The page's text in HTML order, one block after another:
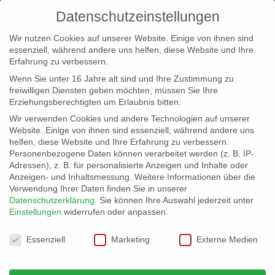
info@erfolgreich-events.de
+4940 46 777 230
07630_01
Datenschutzeinstellungen
Wir nutzen Cookies auf unserer Website. Einige von ihnen sind
essenziell, während andere uns helfen, diese Website und Ihre
Erfahrung zu verbessern.
Wenn Sie unter 16 Jahre alt sind und Ihre Zustimmung zu
freiwilligen Diensten geben möchten, müssen Sie Ihre
Erziehungsberechtigten um Erlaubnis bitten.
Wir verwenden Cookies und andere Technologien auf unserer
Website. Einige von ihnen sind essenziell, während andere uns
helfen, diese Website und Ihre Erfahrung zu verbessern.
Personenbezogene Daten können verarbeitet werden (z. B. IP-
Adressen), z. B. für personalisierte Anzeigen und Inhalte oder
Anzeigen- und Inhaltsmessung. Weitere Informationen über die
Verwendung Ihrer Daten finden Sie in unserer
Datenschutzerklärung
Sie können Ihre Auswahl jederzeit unter
Einstellungen widerrufen oder anpassen.
Datenschutzeinstellungen
Essenziell Marketing Externe Medien